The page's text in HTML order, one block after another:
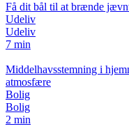
Få dit bål til at brænde
Udeliv
Udeliv
7 min
Middelhavsstemning i
atmosfære
Bolig
Bolig
2 min